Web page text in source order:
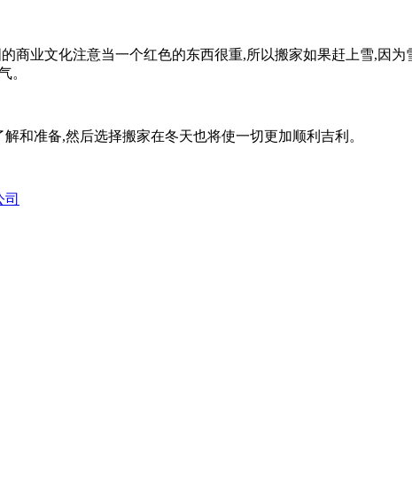
业文化注意当一个红色的东西很重,所以搬家如果赶上雪,因为
。
准备,然后选择搬家在冬天也将使一切更加顺利吉利。